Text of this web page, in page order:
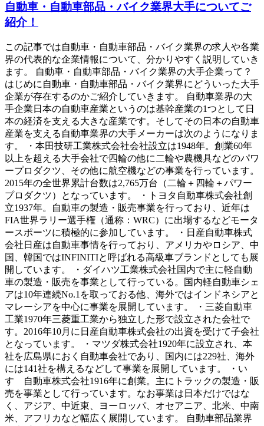
自動車・自動車部品・バイク業界大手についてご
紹介！
この記事では自動車・自動車部品・バイク業界の求人や各業
界の代表的な企業情報について、分かりやすく説明していき
ます。 自動車・自動車部品・バイク業界の大手企業って？
はじめに自動車・自動車部品・バイク業界にどういった大手
企業が存在するのかご紹介していきます。 自動車業界の大
手企業日本の自動車産業というのは基幹産業の1つとして日
本の経済を支える大きな産業です。そしてその日本の自動車
産業を支える自動車業界の大手メーカーは次のようになりま
す。 ・本田技研工業株式会社会社設立は1948年。創業60年
以上を超える大手会社で四輪の他に二輪や農機具などのパワ
ープロダクツ、その他に航空機などの事業を行っています。
2015年の全世界累計台数は2,765万台（二輪＋四輪＋パワー
プロダクツ）となっています。 ・トヨタ自動車株式会社創
立1937年。自動車の製造・販売事業を行っており、近年は
FIA世界ラリー選手権（通称：WRC）に出場するなどモータ
ースポーツに積極的に参加しています。 ・日産自動車株式
会社日産は自動車事情を行っており、アメリカやロシア、中
国、韓国ではINFINITIと呼ばれる高級車ブランドとしても展
開しています。 ・ダイハツ工業株式会社国内で主に軽自動
車の製造・販売を事業として行っている。国内軽自動車シェ
アは10年連続No.1を取っておる他、海外ではインドネシアと
マレーシアを中心に事業を展開しています。 ・三菱自動車
工業1970年三菱重工業から独立した形で設立された会社で
す。2016年10月に日産自動車株式会社の出資を受けて子会社
となっています。 ・マツダ株式会社1920年に設立され、本
社を広島県におく自動車会社であり、国内には229社、海外
には141社を構えるなどして事業を展開しています。 ・い
すゞ自動車株式会社1916年に創業。主にトラックの製造・販
売を事業として行っています。なお事業は日本だけではな
く、アジア、中近東、ヨーロッパ、オセアニア、北米、中南
米、アフリカなど幅広く展開しています。 自動車部品業界